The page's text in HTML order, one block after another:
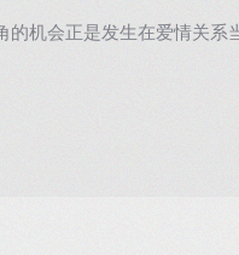
机会正是发生在爱情关系